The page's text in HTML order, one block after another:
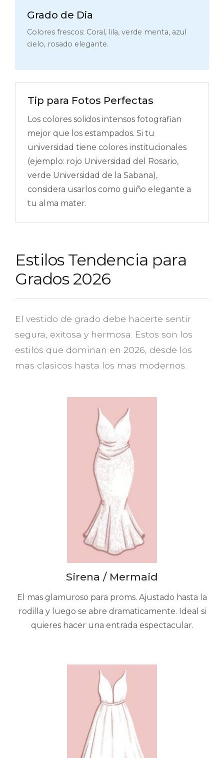
Grado de Dia
Colores frescos: Coral, lila, verde menta, azul
cielo, rosado elegante.
Tip para Fotos Perfectas
Los colores solidos intensos fotografian
mejor que los estampados. Si tu
universidad tiene colores institucionales
(ejemplo: rojo Universidad del Rosario,
verde Universidad de la Sabana),
considera usarlos como guiño elegante a
tu alma mater.
Estilos Tendencia para
Grados 2026
El vestido de grado debe hacerte sentir
segura, exitosa y hermosa. Estos son los
estilos que dominan en 2026, desde los
mas clasicos hasta los mas modernos.
Sirena / Mermaid
El mas glamuroso para proms. Ajustado hasta la
rodilla y luego se abre dramaticamente. Ideal si
quieres hacer una entrada espectacular.